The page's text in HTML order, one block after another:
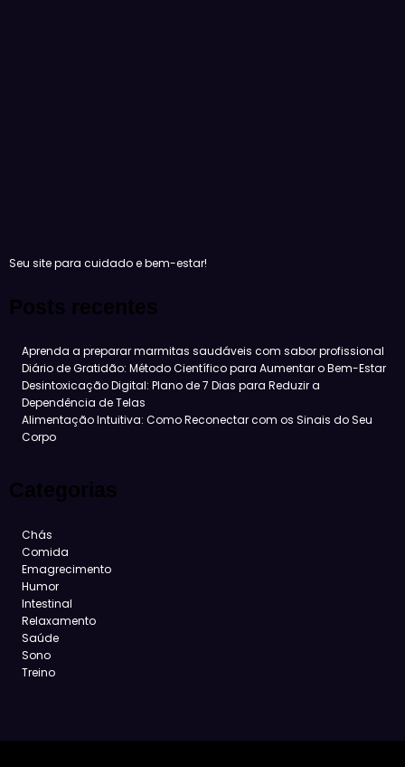
Seu site para cuidado e bem-estar!
Posts recentes
Aprenda a preparar marmitas saudáveis com sabor profissional
Diário de Gratidão: Método Científico para Aumentar o Bem-Estar
Desintoxicação Digital: Plano de 7 Dias para Reduzir a
Dependência de Telas
Alimentação Intuitiva: Como Reconectar com os Sinais do Seu
Corpo
Categorias
Chás
Comida
Emagrecimento
Humor
Intestinal
Relaxamento
Saúde
Sono
Treino